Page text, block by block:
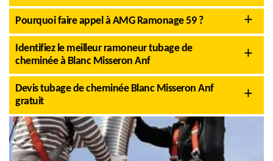
Pourquoi faire appel à AMG Ramonage 59 ?
Identifiez le meilleur ramoneur tubage de
cheminée à Blanc Misseron Anf
Devis tubage de cheminée Blanc Misseron Anf
gratuit